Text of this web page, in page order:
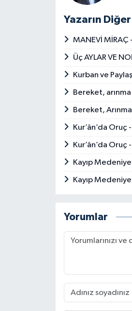
Yazarın Diğer
MANEVİ MİRAÇ
Üç AYLAR VE
Kurban ve
Bereket,
Bereket,
Kur’ân’da Oruç
Kur’ân’da Oruç -
Kayıp
Kayıp
Yorumlar